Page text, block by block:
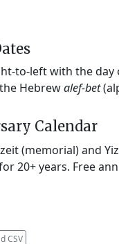
to-left with the
Hebrewalef-bet
Calendar
(memorial) and
20+ years. Free
CSV